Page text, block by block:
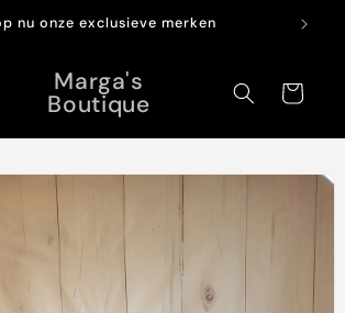
nu onze exclusieve merken
Marga's
Boutique Winkelwagen